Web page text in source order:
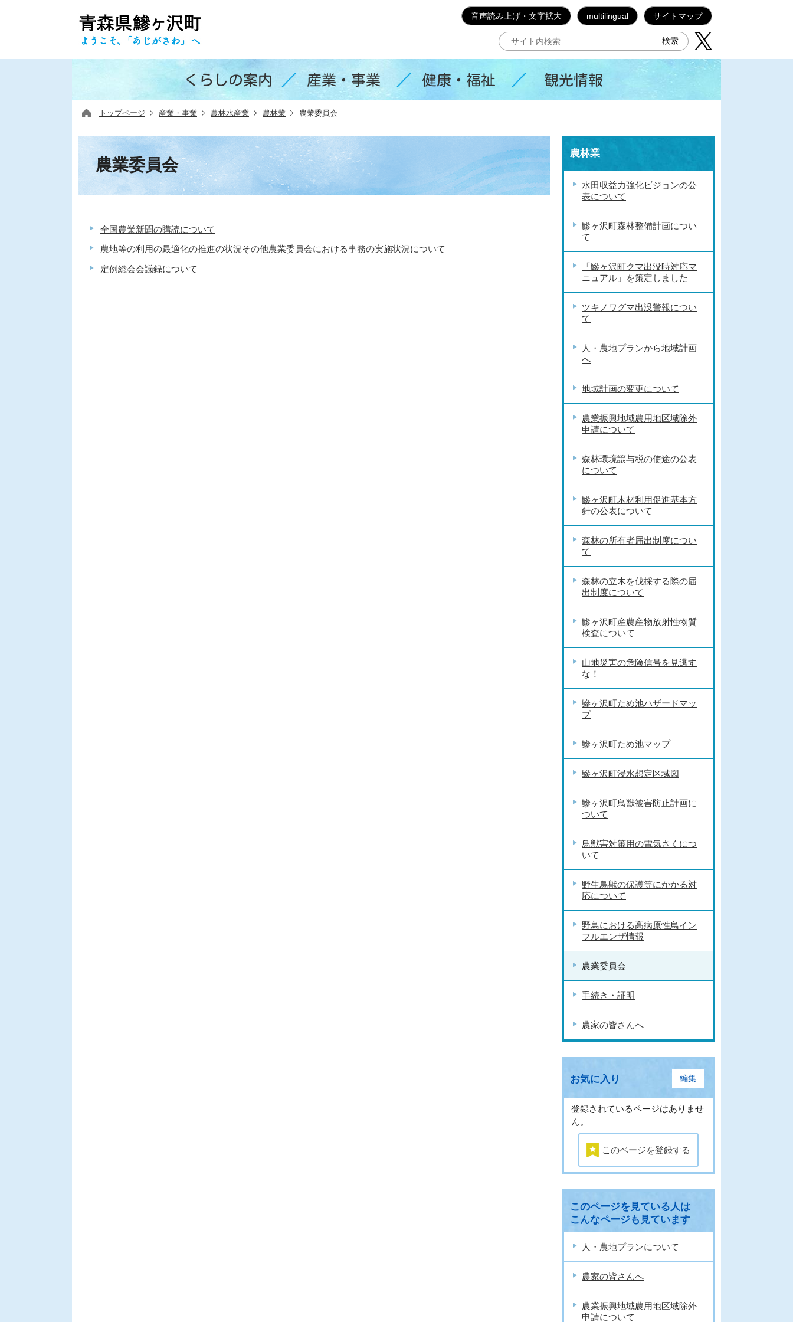
音声読み上げ・文字拡大 multilingual サイトマップ
くらしの案内 産業・事業 健康・福祉 観光情報
トップページ 産業・事業 農林水産業 農林業 農業委員会
農業委員会
全国農業新聞の購読について
農地等の利用の最適化の推進の状況その他農業委員会における事務の実施状況について
定例総会会議録について
農林業
水田収益力強化ビジョンの公
表について
鰺ヶ沢町森林整備計画につい
て
「鰺ヶ沢町クマ出没時対応マ
ニュアル」を策定しました
ツキノワグマ出没警報につい
て
人・農地プランから地域計画
へ
地域計画の変更について
農業振興地域農用地区域除外
申請について
森林環境譲与税の使途の公表
について
鰺ヶ沢町木材利用促進基本方
針の公表について
森林の所有者届出制度につい
て
森林の立木を伐採する際の届
出制度について
鰺ヶ沢町産農産物放射性物質
検査について
山地災害の危険信号を見逃す
な！
鰺ヶ沢町ため池ハザードマッ
プ
鰺ヶ沢町ため池マップ
鰺ヶ沢町浸水想定区域図
鰺ヶ沢町鳥獣被害防止計画に
ついて
鳥獣害対策用の電気さくにつ
いて
野生鳥獣の保護等にかかる対
応について
野鳥における高病原性鳥イン
フルエンザ情報
農業委員会
手続き・証明
農家の皆さんへ
お気に入り 編集
登録されているページはありませ
ん。
このページを登録する
このページを見ている人は
こんなページも見ています
人・農地プランについて
農家の皆さんへ
農業振興地域農用地区域除外
申請について